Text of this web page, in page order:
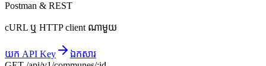
Postman & REST
cURL ឬ HTTP client ណាមួយ
យក API Key
ឯកសារ